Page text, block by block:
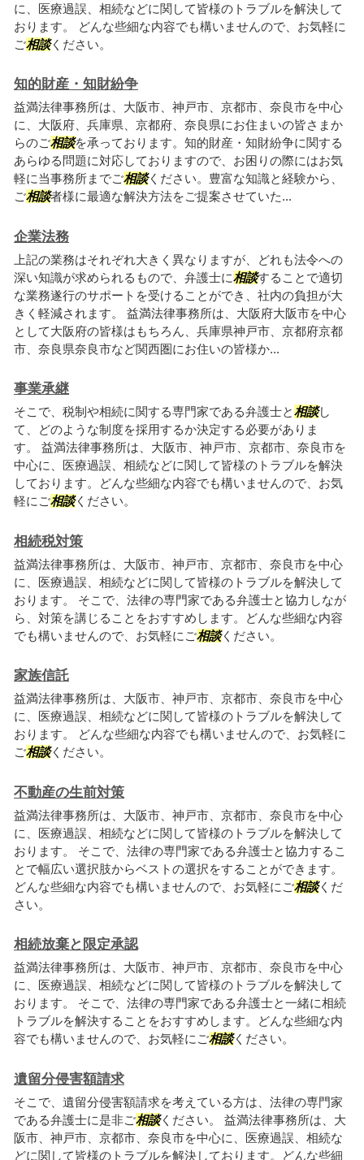
に、医療過誤、相続などに関して皆様のトラブルを解決して
おります。 どんな些細な内容でも構いませんので、お気軽に
ご相談ください。
知的財産・知財紛争
益満法律事務所は、大阪市、神戸市、京都市、奈良市を中心
に、大阪府、兵庫県、京都府、奈良県にお住まいの皆さまか
らのご相談を承っております。知的財産・知財紛争に関する
あらゆる問題に対応しておりますので、お困りの際にはお気
軽に当事務所までご相談ください。豊富な知識と経験から、
ご相談者様に最適な解決方法をご提案させていた...
企業法務
上記の業務はそれぞれ大きく異なりますが、どれも法令への
深い知識が求められるもので、弁護士に相談することで適切
な業務遂行のサポートを受けることができ、社内の負担が大
きく軽減されます。 益満法律事務所は、大阪府大阪市を中心
として大阪府の皆様はもちろん、兵庫県神戸市、京都府京都
市、奈良県奈良市など関西圏にお住いの皆様か...
事業承継
そこで、税制や相続に関する専門家である弁護士と相談し
て、どのような制度を採用するか決定する必要がありま
す。 益満法律事務所は、大阪市、神戸市、京都市、奈良市を
中心に、医療過誤、相続などに関して皆様のトラブルを解決
しております。どんな些細な内容でも構いませんので、お気
軽にご相談ください。
相続税対策
益満法律事務所は、大阪市、神戸市、京都市、奈良市を中心
に、医療過誤、相続などに関して皆様のトラブルを解決して
おります。 そこで、法律の専門家である弁護士と協力しなが
ら、対策を講じることをおすすめします。どんな些細な内容
でも構いませんので、お気軽にご相談ください。
家族信託
益満法律事務所は、大阪市、神戸市、京都市、奈良市を中心
に、医療過誤、相続などに関して皆様のトラブルを解決して
おります。 どんな些細な内容でも構いませんので、お気軽に
ご相談ください。
不動産の生前対策
益満法律事務所は、大阪市、神戸市、京都市、奈良市を中心
に、医療過誤、相続などに関して皆様のトラブルを解決して
おります。 そこで、法律の専門家である弁護士と協力するこ
とで幅広い選択肢からベストの選択をすることができます。
どんな些細な内容でも構いませんので、お気軽にご相談くだ
さい。
相続放棄と限定承認
益満法律事務所は、大阪市、神戸市、京都市、奈良市を中心
に、医療過誤、相続などに関して皆様のトラブルを解決して
おります。 そこで、法律の専門家である弁護士と一緒に相続
トラブルを解決することをおすすめします。どんな些細な内
容でも構いませんので、お気軽にご相談ください。
遺留分侵害額請求
そこで、遺留分侵害額請求を考えている方は、法律の専門家
である弁護士に是非ご相談ください。 益満法律事務所は、大
阪市、神戸市、京都市、奈良市を中心に、医療過誤、相続な
どに関して皆様のトラブルを解決しております。どんな些細